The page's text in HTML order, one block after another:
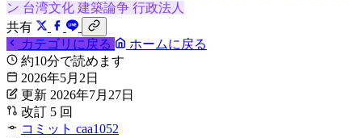
ン 台湾文化 建築論争 行政法人
共有
カテゴリに戻る
ホームに戻る
約10分で読めます
2026年5月2日
更新 2026年7月27日
改訂 5 回
コミット caa1052